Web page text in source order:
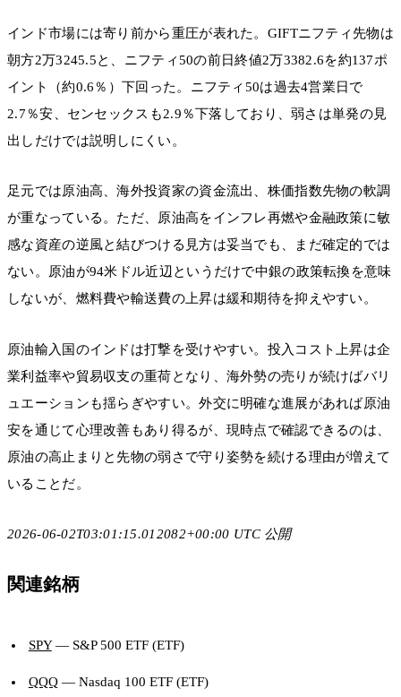
インド市場には寄り前から重圧が表れた。GIFTニフティ先物は
朝方2万3245.5と、ニフティ50の前日終値2万3382.6を約137ポ
イント（約0.6％）下回った。ニフティ50は過去4営業日で
2.7％安、センセックスも2.9％下落しており、弱さは単発の見
出しだけでは説明しにくい。
足元では原油高、海外投資家の資金流出、株価指数先物の軟調
が重なっている。ただ、原油高をインフレ再燃や金融政策に敏
感な資産の逆風と結びつける見方は妥当でも、まだ確定的では
ない。原油が94米ドル近辺というだけで中銀の政策転換を意味
しないが、燃料費や輸送費の上昇は緩和期待を抑えやすい。
原油輸入国のインドは打撃を受けやすい。投入コスト上昇は企
業利益率や貿易収支の重荷となり、海外勢の売りが続けばバリ
ュエーションも揺らぎやすい。外交に明確な進展があれば原油
安を通じて心理改善もあり得るが、現時点で確認できるのは、
原油の高止まりと先物の弱さで守り姿勢を続ける理由が増えて
いることだ。
2026-06-02T03:01:15.012082+00:00 UTC 公開
関連銘柄
SPY— S&P 500 ETF (ETF)
QQQ— Nasdaq 100 ETF (ETF)